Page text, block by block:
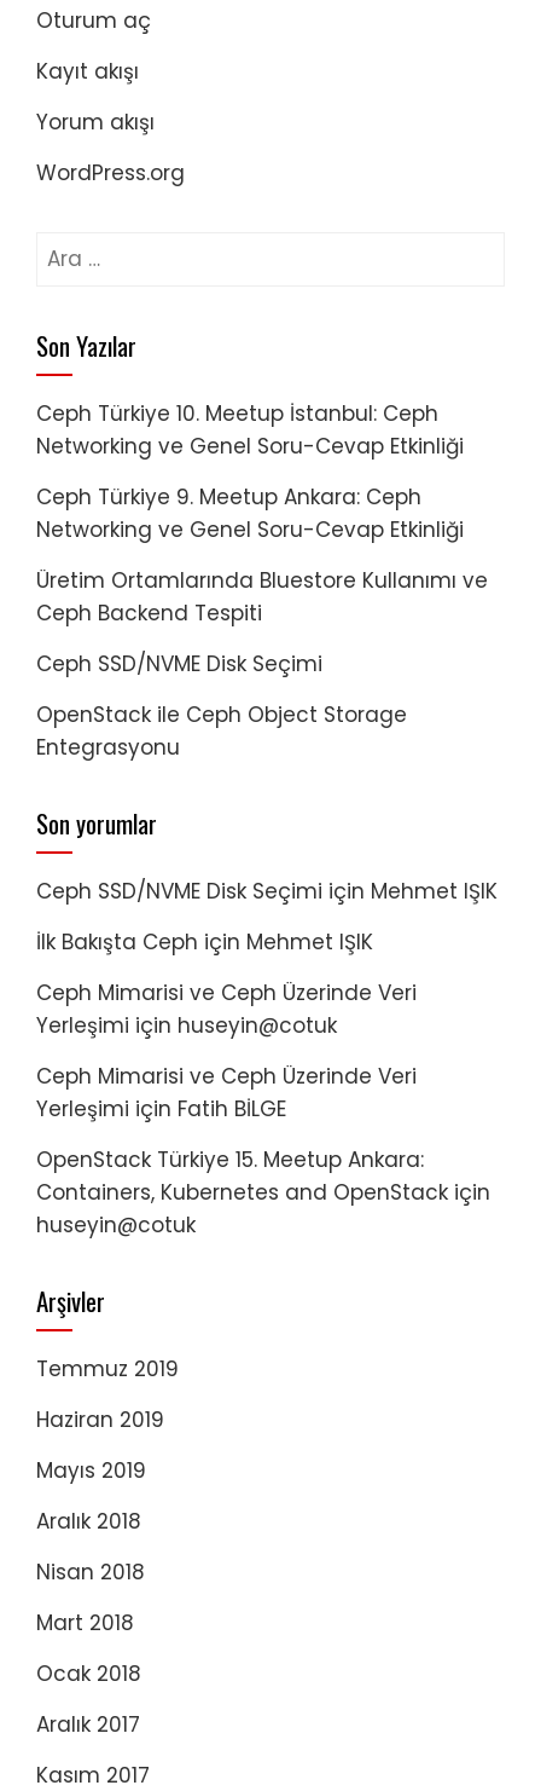
Oturum aç
Kayıt akışı
Yorum akışı
WordPress.org
Arama:
Son Yazılar
Ceph Türkiye 10. Meetup İstanbul: Ceph
Networking ve Genel Soru-Cevap Etkinliği
Ceph Türkiye 9. Meetup Ankara: Ceph
Networking ve Genel Soru-Cevap Etkinliği
Üretim Ortamlarında Bluestore Kullanımı ve
Ceph Backend Tespiti
Ceph SSD/NVME Disk Seçimi
OpenStack ile Ceph Object Storage
Entegrasyonu
Son yorumlar
Ceph SSD/NVME Disk Seçimi için Mehmet IŞIK
İlk Bakışta Ceph için Mehmet IŞIK
Ceph Mimarisi ve Ceph Üzerinde Veri
Yerleşimi için huseyin@cotuk
Ceph Mimarisi ve Ceph Üzerinde Veri
Yerleşimi için Fatih BİLGE
OpenStack Türkiye 15. Meetup Ankara:
Containers, Kubernetes and OpenStack için
huseyin@cotuk
Arşivler
Temmuz 2019
Haziran 2019
Mayıs 2019
Aralık 2018
Nisan 2018
Mart 2018
Ocak 2018
Aralık 2017
Kasım 2017